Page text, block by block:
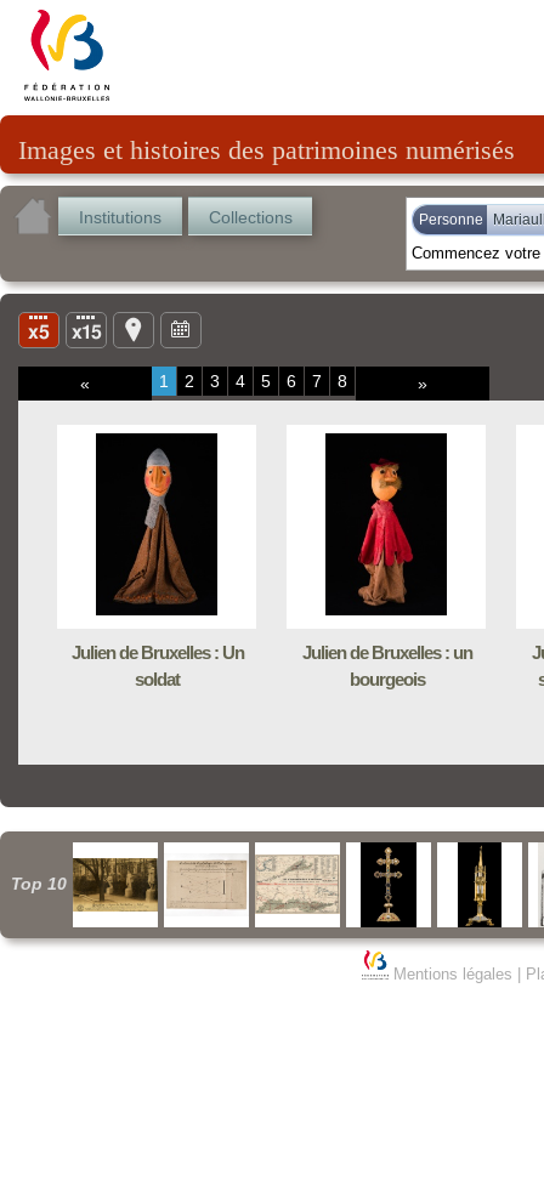
Images et histoires des patrimoines numérisés
Institutions Collections Personne
« 1 2 3 4 5 6 7 8 »
Julien de Bruxelles : Un
soldat
Julien de Bruxelles : un
bourgeois
Top 10
Mentions légales